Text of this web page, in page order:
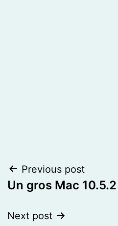
Post
navigation
Previous post
Un gros Mac 10.5.2
Next post